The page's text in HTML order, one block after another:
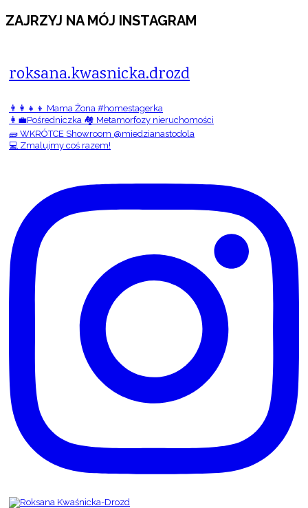
ZAJRZYJ NA MÓJ INSTAGRAM
roksana.kwasnicka.drozd
👨‍👩‍👧‍👦 Mama Żona #homestagerka
👩‍💼Pośredniczka 🏘️ Metamorfozy nieruchomości
🧱 WKRÓTCE Showroom @miedzianastodola
💻 Zmalujmy coś razem!